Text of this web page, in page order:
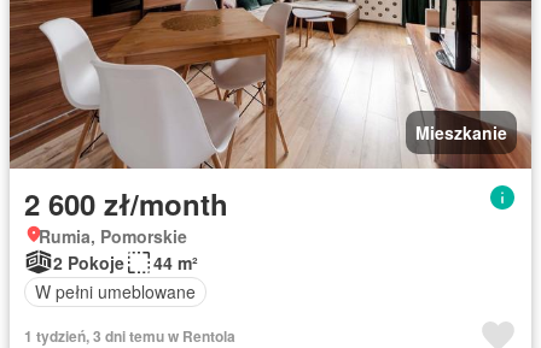
Mieszkanie
2 600 zł/month
Rumia, Pomorskie
2 Pokoje
44 m²
W pełni umeblowane
1 tydzień, 3 dni temu w Rentola